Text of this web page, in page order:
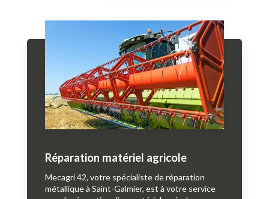
Réparation matériel agricole
Mecagri 42, votre spécialiste de réparation
métallique à Saint-Galmier, est à votre service